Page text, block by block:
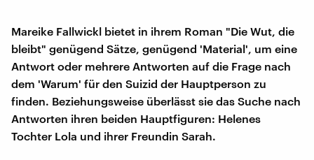
Mareike Fallwickl bietet in ihrem Roman "Die Wut, die
bleibt" genügend Sätze, genügend 'Material', um eine
Antwort oder mehrere Antworten auf die Frage nach
dem 'Warum' für den Suizid der Hauptperson zu
finden. Beziehungsweise überlässt sie das Suche nach
Antworten ihren beiden Hauptfiguren: Helenes
Tochter Lola und ihrer Freundin Sarah.